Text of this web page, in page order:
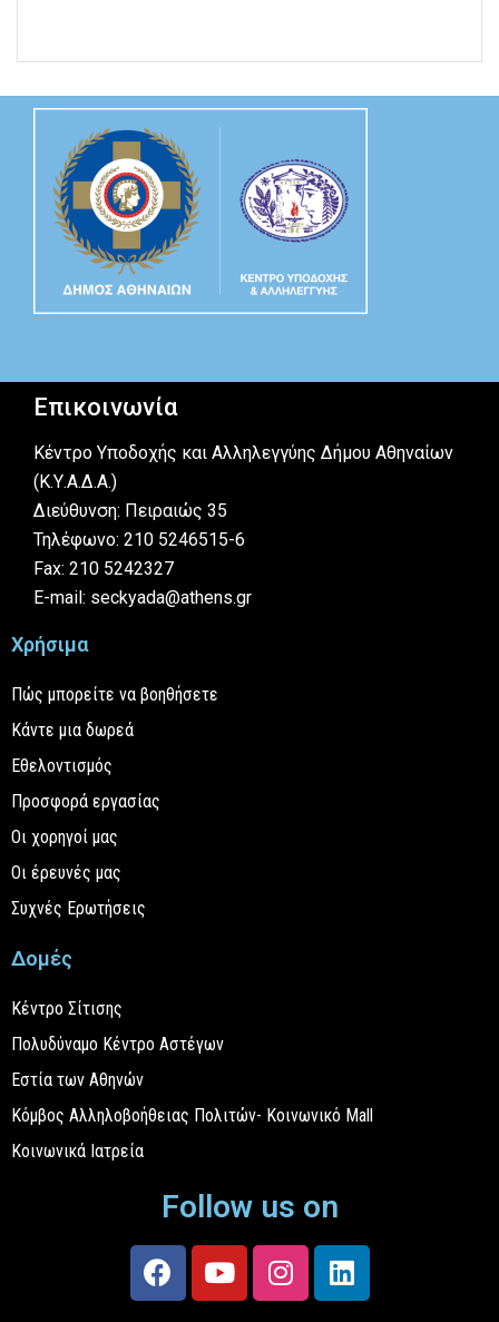
Επικοινωνία
Κέντρο Υποδοχής και Αλληλεγγύης Δήμου Αθηναίων
(Κ.Υ.Α.Δ.Α.)
Διεύθυνση: Πειραιώς 35
Τηλέφωνο: 210 5246515-6
Fax: 210 5242327
E-mail: seckyada@athens.gr
Χρήσιμα
Πώς μπορείτε να βοηθήσετε
Κάντε μια δωρεά
Εθελοντισμός
Προσφορά εργασίας
Οι χορηγοί μας
Οι έρευνές μας
Συχνές Ερωτήσεις
Δομές
Κέντρο Σίτισης
Πολυδύναμο Κέντρο Αστέγων
Εστία των Αθηνών
Κόμβος Αλληλοβοήθειας Πολιτών- Κοινωνικό Mall
Κοινωνικά Ιατρεία
Follow us on